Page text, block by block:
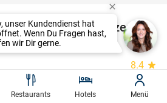
41%
+ Frühstück im Herzen
8.4 star
Regulär 165€
Restaurants Hotels Menü